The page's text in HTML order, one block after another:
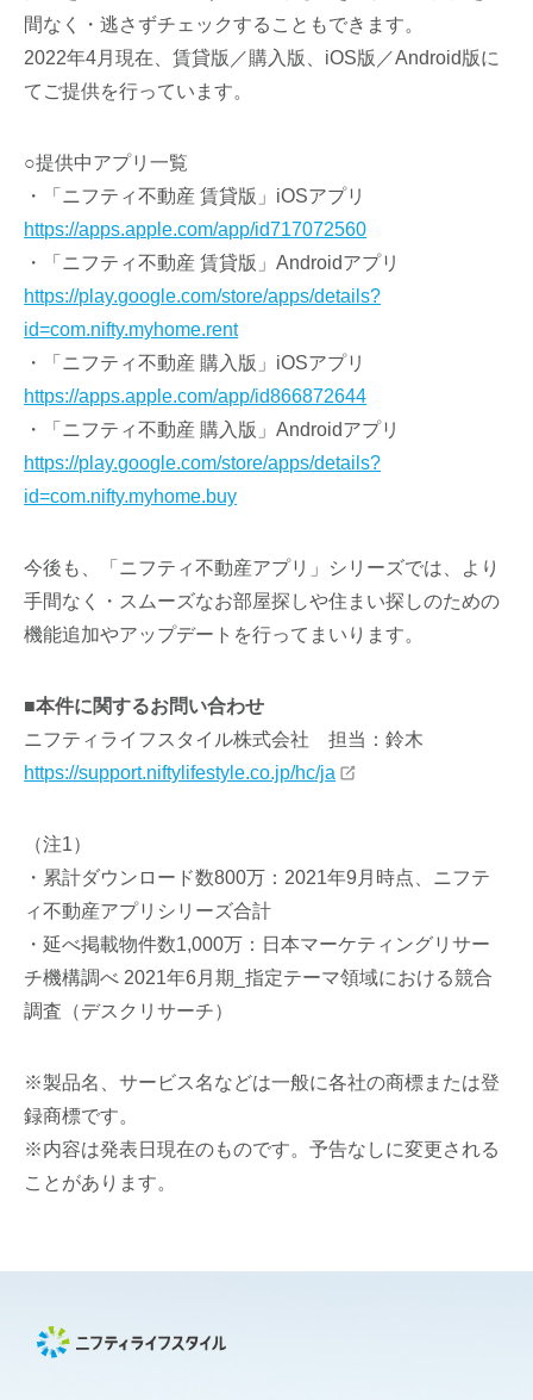
間なく・逃さずチェックすることもできます。
2022年4月現在、賃貸版／購入版、iOS版／Android版に
てご提供を行っています。
○提供中アプリ一覧
・「ニフティ不動産 賃貸版」iOSアプリ
https://apps.apple.com/app/id717072560
・「ニフティ不動産 賃貸版」Androidアプリ
https://play.google.com/store/apps/details?
id=com.nifty.myhome.rent
・「ニフティ不動産 購入版」iOSアプリ
https://apps.apple.com/app/id866872644
・「ニフティ不動産 購入版」Androidアプリ
https://play.google.com/store/apps/details?
id=com.nifty.myhome.buy
今後も、「ニフティ不動産アプリ」シリーズでは、より
手間なく・スムーズなお部屋探しや住まい探しのための
機能追加やアップデートを行ってまいります。
■本件に関するお問い合わせ
ニフティライフスタイル株式会社 担当：鈴木
https://support.niftylifestyle.co.jp/hc/ja
（注1）
・累計ダウンロード数800万：2021年9月時点、ニフテ
ィ不動産アプリシリーズ合計
・延べ掲載物件数1,000万：日本マーケティングリサー
チ機構調べ 2021年6月期_指定テーマ領域における競合
調査（デスクリサーチ）
※製品名、サービス名などは一般に各社の商標または登
録商標です。
※内容は発表日現在のものです。予告なしに変更される
ことがあります。